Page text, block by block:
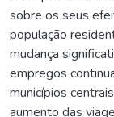
sobre os seus
população
mudança
empregos
municípios
aumento das